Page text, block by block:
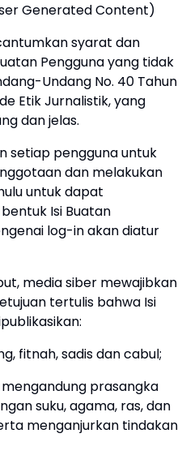
Generated Content)
syarat dan
Pengguna yang tidak
Undang No. 40 Tahun
Etik Jurnalistik, yang
dan jelas.
setiap pengguna untuk
dan melakukan
untuk dapat
Isi Buatan
log-in akan diatur
media siber mewajibkan
tertulis bahwa Isi
fitnah, sadis dan cabul;
prasangka
suku, agama, ras, dan
menganjurkan tindakan